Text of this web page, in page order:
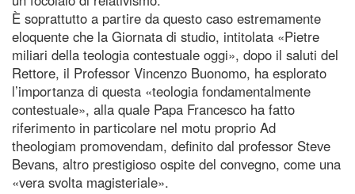
È soprattutto a partire da questo caso estremamente
eloquente che la Giornata di studio, intitolata «Pietre
miliari della teologia contestuale oggi», dopo il saluti del
Rettore, il Professor Vincenzo Buonomo, ha esplorato
l’importanza di questa «teologia fondamentalmente
contestuale», alla quale Papa Francesco ha fatto
riferimento in particolare nel motu proprio Ad
theologiam promovendam, definito dal professor Steve
Bevans, altro prestigioso ospite del convegno, come una
«vera svolta magisteriale».